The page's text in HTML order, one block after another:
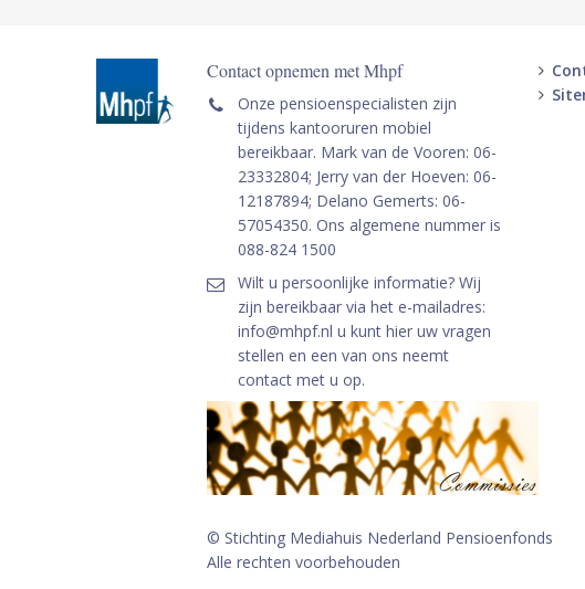
Contact opnemen met Mhpf
Onze pensioenspecialisten zijn
tijdens kantooruren mobiel
bereikbaar. Mark van de Vooren: 06-
23332804; Jerry van der Hoeven: 06-
12187894; Delano Gemerts: 06-
57054350. Ons algemene nummer is
088-824 1500
Wilt u persoonlijke informatie? Wij
zijn bereikbaar via het e-mailadres:
info@mhpf.nl u kunt hier uw vragen
stellen en een van ons neemt
contact met u op.
© Stichting Mediahuis Nederland Pensioenfonds
Alle rechten voorbehouden